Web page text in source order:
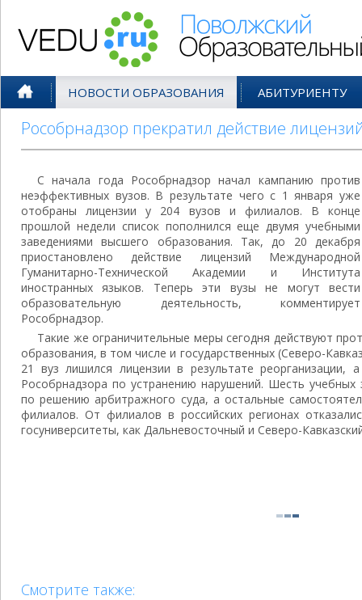
НОВОСТИ ОБРАЗОВАНИЯ АБИТУРИЕНТУ
Рособрнадзор прекратил действие
С начала года Рособрнадзор начал кампанию против
неэффективных вузов. В результате чего с 1 января уже
отобраны лицензии у 204 вузов и филиалов. В конце
прошлой недели список пополнился еще двумя учебными
заведениями высшего образования. Так, до 20 декабря
приостановлено действие лицензий Международной
Гуманитарно-Технической Академии и Института
иностранных языков. Теперь эти вузы не могут вести
образовательную деятельность, комментирует
Рособрнадзор.
Такие же ограничительные меры сегодня действуют
образования, в том числе и государственных (Северо-
21 вуз лишился лицензии в результате реорганизации,
Рособрнадзора по устранению нарушений. Шесть
по решению арбитражного суда, а остальные
филиалов. От филиалов в российских регионах
госуниверситеты, как Дальневосточный и Северо-
Смотрите также: